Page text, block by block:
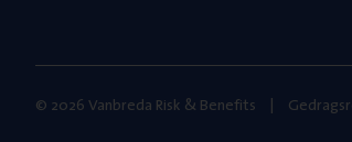
© 2026 Vanbreda Risk & Benefits